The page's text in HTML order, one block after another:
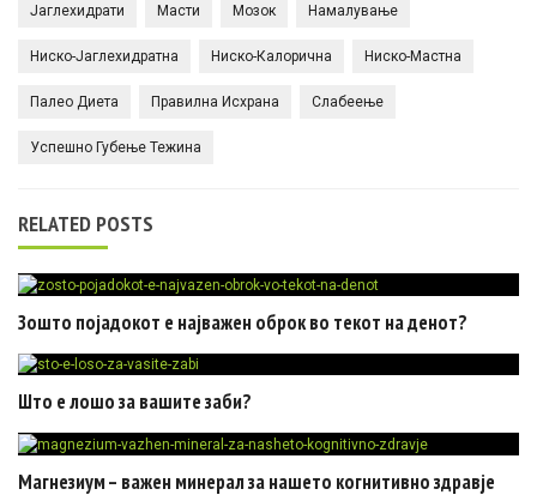
Јаглехидрати Масти Мозок Намалување
Ниско-Јаглехидратна Ниско-Калорична Ниско-Мастна
Палео Диета Правилна Исхрана Слабеење
Успешно Губење Тежина
RELATED POSTS
Зошто појадокот е најважен оброк во текот на денот?
Што е лошо за вашите заби?
Магнезиум – важен минерал за нашето когнитивно здравје